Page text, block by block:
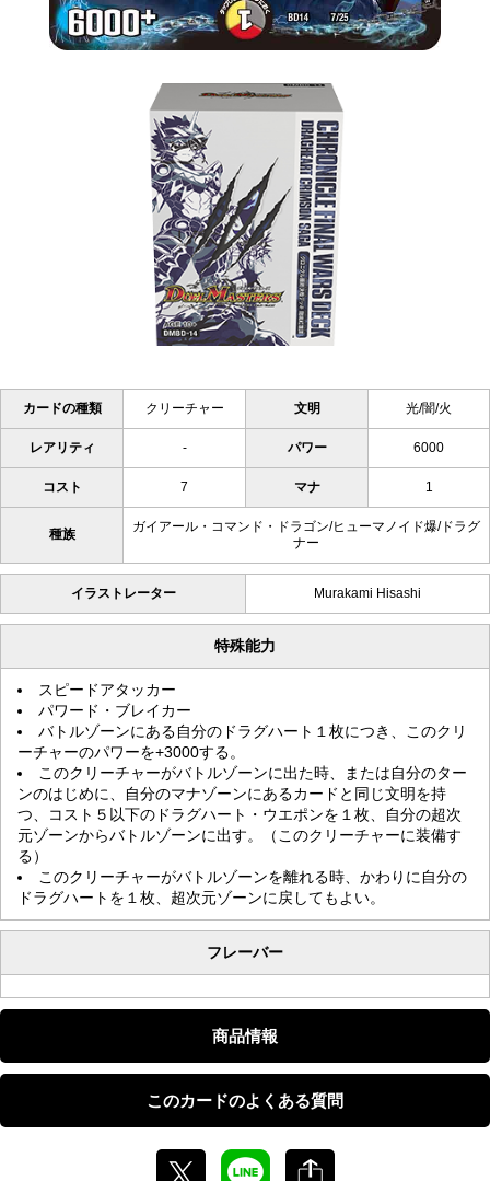
カードの種類 クリーチャー 文明 光/闇/火
レアリティ - パワー 6000
コスト 7 マナ 1
種族
ガイアール・コマンド・ドラゴン/ヒューマノイド爆/ドラグ
ナー
イラストレーター Murakami Hisashi
特殊能力
スピードアタッカー
パワード・ブレイカー
バトルゾーンにある自分のドラグハート１枚につき、このクリ
ーチャーのパワーを+3000する。
このクリーチャーがバトルゾーンに出た時、または自分のター
ンのはじめに、自分のマナゾーンにあるカードと同じ文明を持
つ、コスト５以下のドラグハート・ウエポンを１枚、自分の超次
元ゾーンからバトルゾーンに出す。（このクリーチャーに装備す
る）
このクリーチャーがバトルゾーンを離れる時、かわりに自分の
ドラグハートを１枚、超次元ゾーンに戻してもよい。
フレーバー
商品情報
このカードのよくある質問